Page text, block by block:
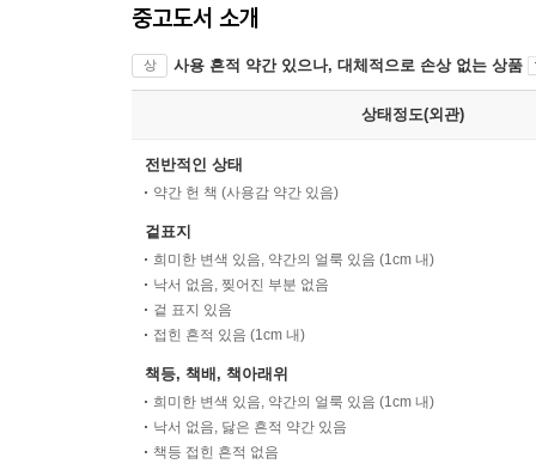
중고도서 소개
상 사용 흔적 약간 있으나, 대체적으로 손상 없는 상품
상태정도(외관)
전반적인 상태
약간 헌 책 (사용감 약간 있음)
겉표지
희미한 변색 있음, 약간의 얼룩 있음 (1cm 내)
낙서 없음, 찢어진 부분 없음
겉 표지 있음
접힌 흔적 있음 (1cm 내)
책등, 책배, 책아래위
희미한 변색 있음, 약간의 얼룩 있음 (1cm 내)
낙서 없음, 닳은 흔적 약간 있음
책등 접힌 흔적 없음